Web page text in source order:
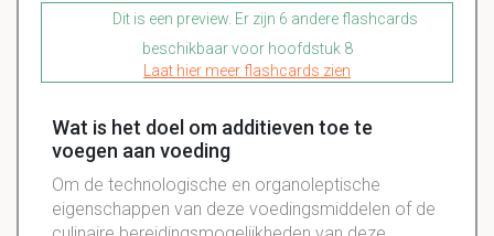
Dit is een preview. Er zijn 6 andere flashcards
beschikbaar voor hoofdstuk 8
Laat hier meer flashcards zien
Wat is het doel om additieven toe te
voegen aan voeding
Om de technologische en organoleptische
eigenschappen van deze voedingsmiddelen of de